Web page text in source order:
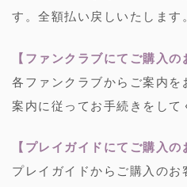
す。全額払い戻しいたします
【ファンクラブにてご購入の
各ファンクラブからご案内を
案内に従ってお手続きをして
【プレイガイドにてご購入の
プレイガイドからご購入のお